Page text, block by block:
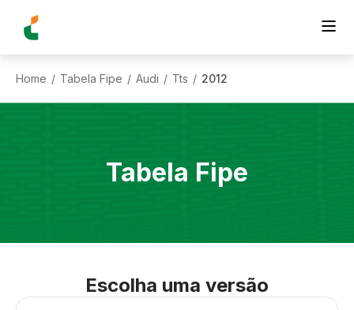
Home / Tabela Fipe / Audi / Tts / 2012
Tabela Fipe
Escolha uma versão